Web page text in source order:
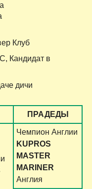
Клуб
Кандидат в
дичи
ПРАДЕДЫ
Чемпион Англии
KUPROS
MASTER
MARINER
Англия